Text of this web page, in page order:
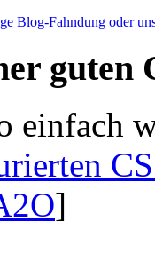
Blog-Fahndung oder
guten
einfach
]